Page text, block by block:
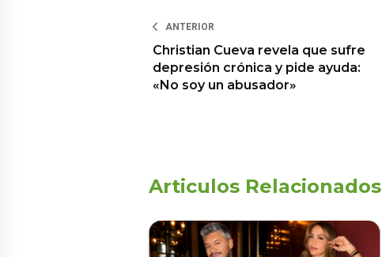
ANTERIOR
Christian Cueva revela que sufre
depresión crónica y pide ayuda:
«No soy un abusador»
Articulos Relacionados